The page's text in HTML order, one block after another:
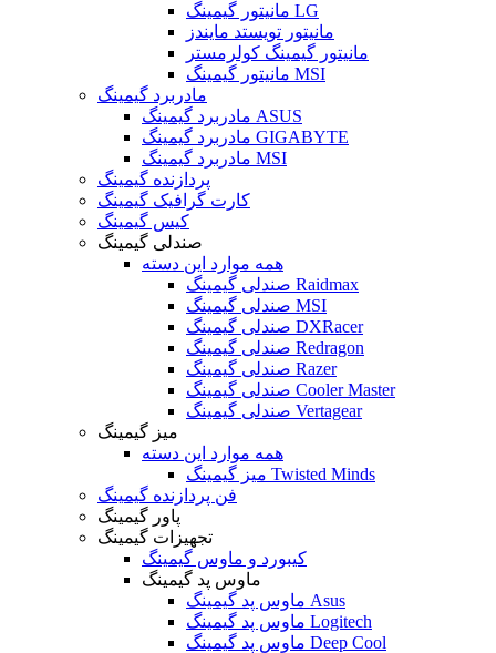
مانیتور گیمینگ LG
مانیتور تویستد مایندز
مانیتور گیمینگ کولرمستر
مانیتور گیمینگ MSI
مادربرد گیمینگ
مادربرد گیمینگ ASUS
مادربرد گیمینگ GIGABYTE
مادربرد گیمینگ MSI
پردازنده گیمینگ
کارت گرافیک گیمینگ
کیس گیمینگ
صندلی گیمینگ
همه موارد این دسته
صندلی گیمینگ Raidmax
صندلی گیمینگ MSI
صندلی گیمینگ DXRacer
صندلی گیمینگ Redragon
صندلی گیمینگ Razer
صندلی گیمینگ Cooler Master
صندلی گیمینگ Vertagear
میز گیمینگ
همه موارد این دسته
میز گیمینگ Twisted Minds
فن پردازنده گیمینگ
پاور گیمینگ
تجهیزات گیمینگ
کیبورد و ماوس گیمینگ
ماوس پد گیمینگ
ماوس پد گیمینگ Asus
ماوس پد گیمینگ Logitech
ماوس پد گیمینگ Deep Cool